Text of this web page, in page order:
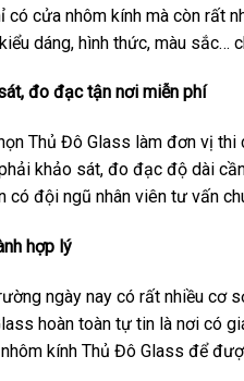
có cửa nhôm kính mà còn rất
dáng, hình thức, màu sắc…
đo đạc tận nơi miễn phí
Thủ Đô Glass làm đơn vị
khảo sát, đo đạc độ dài
có đội ngũ nhân viên tư vấn
hợp lý
ngày nay có rất nhiều cơ
hoàn toàn tự tin là nơi có
kính Thủ Đô Glass để